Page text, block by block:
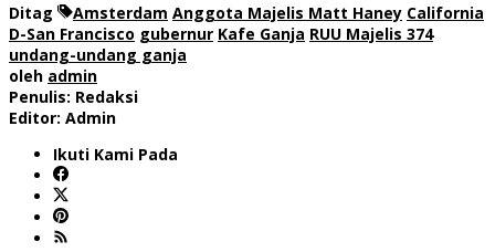
Ditag Amsterdam Anggota Majelis Matt Haney California
D-San Francisco gubernur Kafe Ganja RUU Majelis 374
undang-undang ganja
oleh admin
Penulis: Redaksi
Editor: Admin
Ikuti Kami Pada